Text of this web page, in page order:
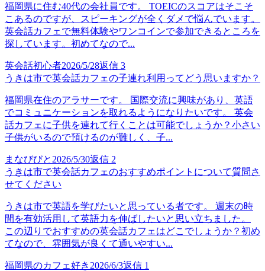
福岡県に住む40代の会社員です。 TOEICのスコアはそこそ
こあるのですが、スピーキングが全くダメで悩んでいます。
英会話カフェで無料体験やワンコインで参加できるところを
探しています。初めてなので...
英会話初心者2026/5/28返信 3
うきは市で英会話カフェの子連れ利用ってどう思いますか？
福岡県在住のアラサーです。 国際交流に興味があり、英語
でコミュニケーションを取れるようになりたいです。 英会
話カフェに子供を連れて行くことは可能でしょうか？小さい
子供がいるので預けるのが難しく、子...
まなびびと 2026/5/30返信 2
うきは市で英会話カフェのおすすめポイントについて質問さ
せてください
うきは市で英語を学びたいと思っている者です。 週末の時
間を有効活用して英語力を伸ばしたいと思い立ちました。
この辺りでおすすめの英会話カフェはどこでしょうか？初め
てなので、雰囲気が良くて通いやすい...
福岡県のカフェ好き 2026/6/3返信 1